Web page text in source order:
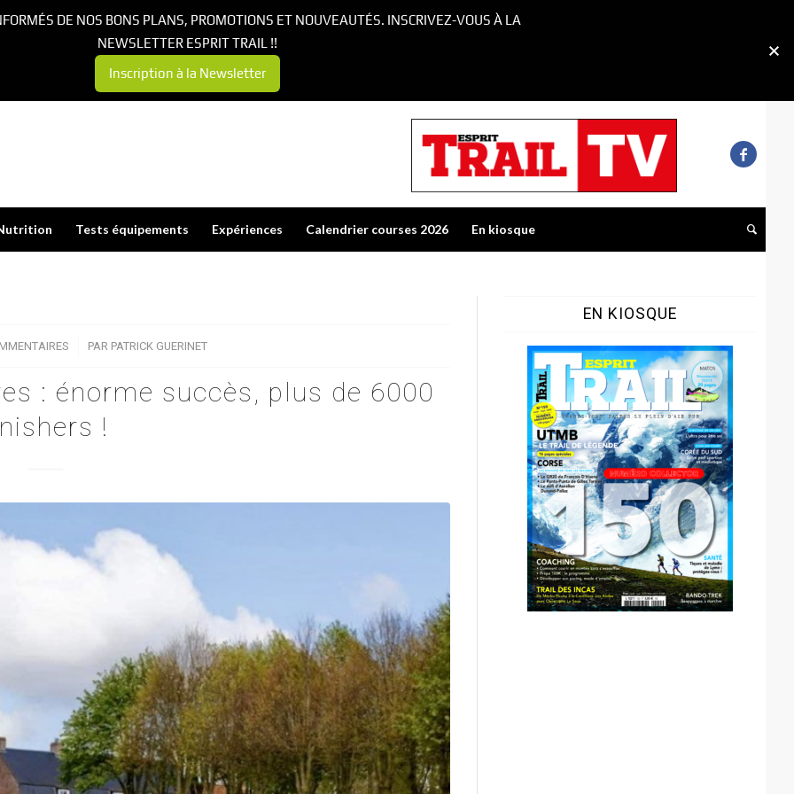
Tests équipements Expériences Calendrier courses 2026 En kiosque
/ PAR PATRICK GUERINET
: énorme succès, plus de 6000
!
EN KIOSQUE
DE NOS BONS PLANS, PROMOTIONS ET NOUVEAUTÉS. INSCRIVEZ-VOUS À LA
NEWSLETTER ESPRIT TRAIL !!
Inscription à la Newsletter